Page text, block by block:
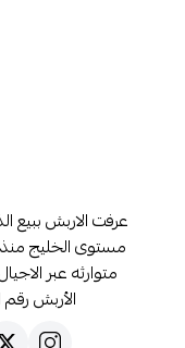
عرفت الاربش ببيع
متوارثه عبر
الأربش رقم